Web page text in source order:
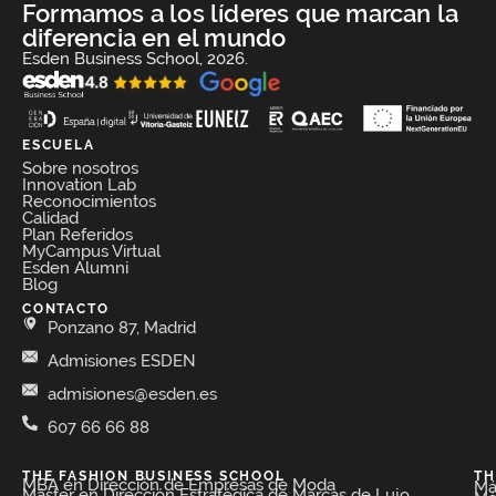
Formamos a los líderes que marcan la
diferencia en el mundo
Esden Business School, 2026.
ESCUELA
Sobre nosotros
Innovation Lab
Reconocimientos
Calidad
Plan Referidos
MyCampus Virtual
Esden Alumni
Blog
CONTACTO
Ponzano 87, Madrid
Admisiones ESDEN
admisiones@esden.es
607 66 66 88
THE FASHION BUSINESS SCHOOL​
MBA en Dirección de Empresas de Moda​